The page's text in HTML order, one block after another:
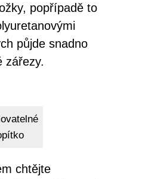
popřípadě to
půjde snadno
zářezy.
chtějte